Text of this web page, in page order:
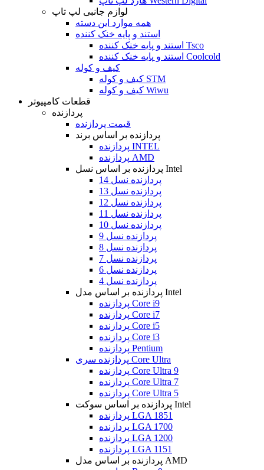
لوازم جانبی لپ تاپ
همه موارد این دسته
استند و پایه خنک کننده
استند و پایه خنک کننده Tsco
استند و پایه خنک کننده Coolcold
کیف و کوله
کیف و کوله STM
کیف و کوله Wiwu
قطعات کامپیوتر
پردازنده
قیمت پردازنده
پردازنده بر اساس برند
پردازنده INTEL
پردازنده AMD
پردازنده بر اساس نسل Intel
پردازنده نسل 14
پردازنده نسل 13
پردازنده نسل 12
پردازنده نسل 11
پردازنده نسل 10
پردازنده نسل 9
پردازنده نسل 8
پردازنده نسل 7
پردازنده نسل 6
پردازنده نسل 4
پردازنده بر اساس مدل Intel
پردازنده Core i9
پردازنده Core i7
پردازنده Core i5
پردازنده Core i3
پردازنده Pentium
پردازنده سری Core Ultra
پردازنده Core Ultra 9
پردازنده Core Ultra 7
پردازنده Core Ultra 5
پردازنده بر اساس سوکت Intel
پردازنده LGA 1851
پردازنده LGA 1700
پردازنده LGA 1200
پردازنده LGA 1151
پردازنده بر اساس مدل AMD